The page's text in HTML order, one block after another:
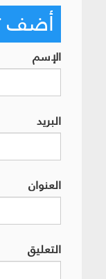
أضف
الإسم
البريد
العنوان
التعليق